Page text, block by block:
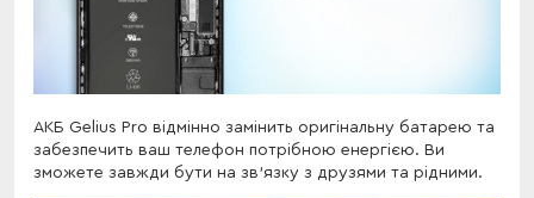
АКБ Gelius Pro відмінно замінить оригінальну батарею та
забезпечить ваш телефон потрібною енергією. Ви
зможете завжди бути на зв'язку з друзями та рідними.